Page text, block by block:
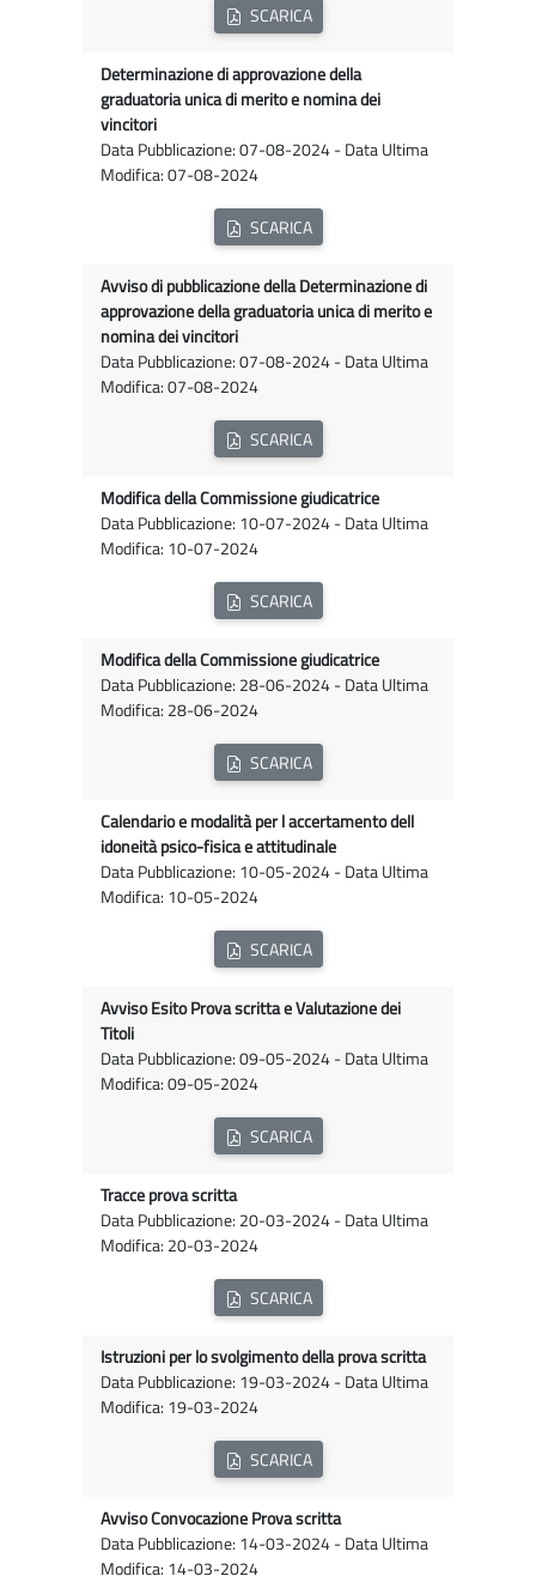
SCARICA
Determinazione di approvazione della
graduatoria unica di merito e nomina dei
vincitori
Data Pubblicazione: 07-08-2024 - Data Ultima
Modifica: 07-08-2024
SCARICA
Avviso di pubblicazione della Determinazione di
approvazione della graduatoria unica di merito e
nomina dei vincitori
Data Pubblicazione: 07-08-2024 - Data Ultima
Modifica: 07-08-2024
SCARICA
Modifica della Commissione giudicatrice
Data Pubblicazione: 10-07-2024 - Data Ultima
Modifica: 10-07-2024
SCARICA
Modifica della Commissione giudicatrice
Data Pubblicazione: 28-06-2024 - Data Ultima
Modifica: 28-06-2024
SCARICA
Calendario e modalità per l accertamento dell
idoneità psico-fisica e attitudinale
Data Pubblicazione: 10-05-2024 - Data Ultima
Modifica: 10-05-2024
SCARICA
Avviso Esito Prova scritta e Valutazione dei
Titoli
Data Pubblicazione: 09-05-2024 - Data Ultima
Modifica: 09-05-2024
SCARICA
Tracce prova scritta
Data Pubblicazione: 20-03-2024 - Data Ultima
Modifica: 20-03-2024
SCARICA
Istruzioni per lo svolgimento della prova scritta
Data Pubblicazione: 19-03-2024 - Data Ultima
Modifica: 19-03-2024
SCARICA
Avviso Convocazione Prova scritta
Data Pubblicazione: 14-03-2024 - Data Ultima
Modifica: 14-03-2024